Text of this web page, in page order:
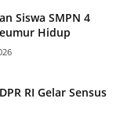
Siswa SMPN 4
Hidup
RI Gelar Sensus